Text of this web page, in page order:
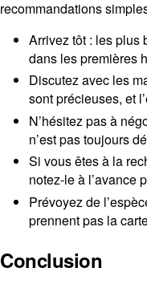
recommandations
Arrivez tôt : les plus
dans les premières
Discutez avec les
sont précieuses, et
N’hésitez pas à
n’est pas toujours
Si vous êtes à la
notez-le à l’avance
Prévoyez de
prennent pas la
Conclusion